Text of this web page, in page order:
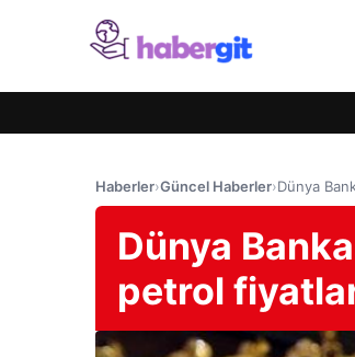
Haberler›Güncel Haberler›Dünya
Dünya
petrol